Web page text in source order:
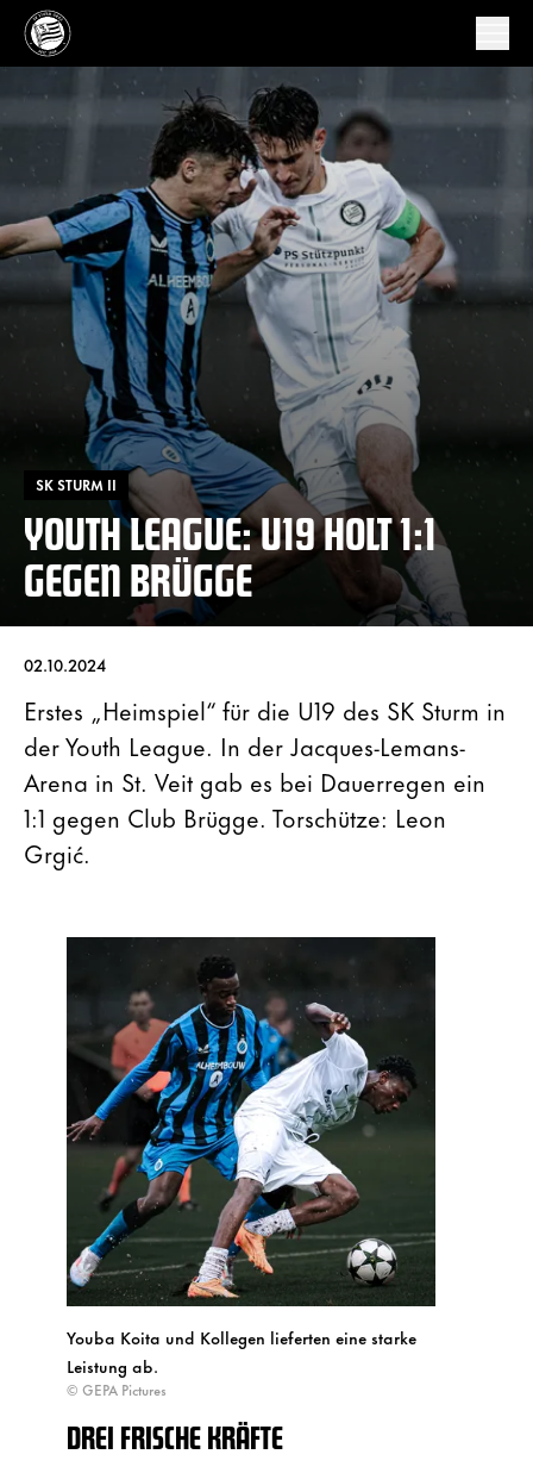
SK STURM II
YOUTH LEAGUE: U19 HOLT 1:1
GEGEN BRÜGGE
02.10.2024
Erstes „Heimspiel“ für die U19 des SK Sturm in
der Youth League. In der Jacques-Lemans-
Arena in St. Veit gab es bei Dauerregen ein
1:1 gegen Club Brügge. Torschütze: Leon
Grgić.
Youba Koita und Kollegen lieferten eine starke
Leistung ab.
© GEPA Pictures
DREI FRISCHE KRÄFTE